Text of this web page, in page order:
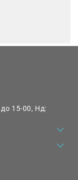
до 15-00, Нд: